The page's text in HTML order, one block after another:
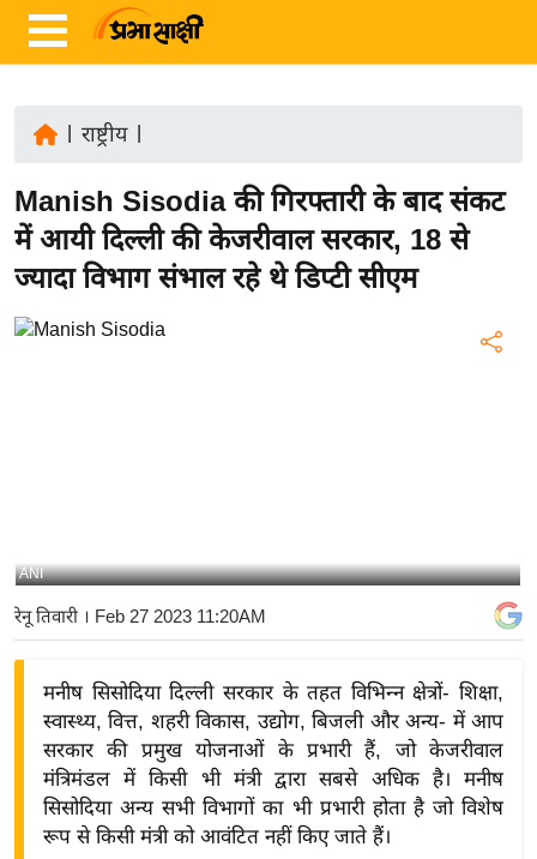
ज़ा
ख
र
रा
य
बि
ज़
द्यो
राष्ट्रीय|
Manish Sisodia की गिरफ्तारी के बाद संकट
में आयी दिल्ली की केजरीवाल सरकार, 18 से
ज्यादा विभाग संभाल रहे थे डिप्टी सीएम
ANI
रेनू तिवारी । Feb 27 2023 11:20AM
मनीष सिसोदिया दिल्ली सरकार के तहत विभिन्न क्षेत्रों- शिक्षा,
स्वास्थ्य, वित्त, शहरी विकास, उद्योग, बिजली और अन्य- में आप
सरकार की प्रमुख योजनाओं के प्रभारी हैं, जो केजरीवाल
मंत्रिमंडल में किसी भी मंत्री द्वारा सबसे अधिक है। मनीष
सिसोदिया अन्य सभी विभागों का भी प्रभारी होता है जो विशेष
रूप से किसी मंत्री को आवंटित नहीं किए जाते हैं।